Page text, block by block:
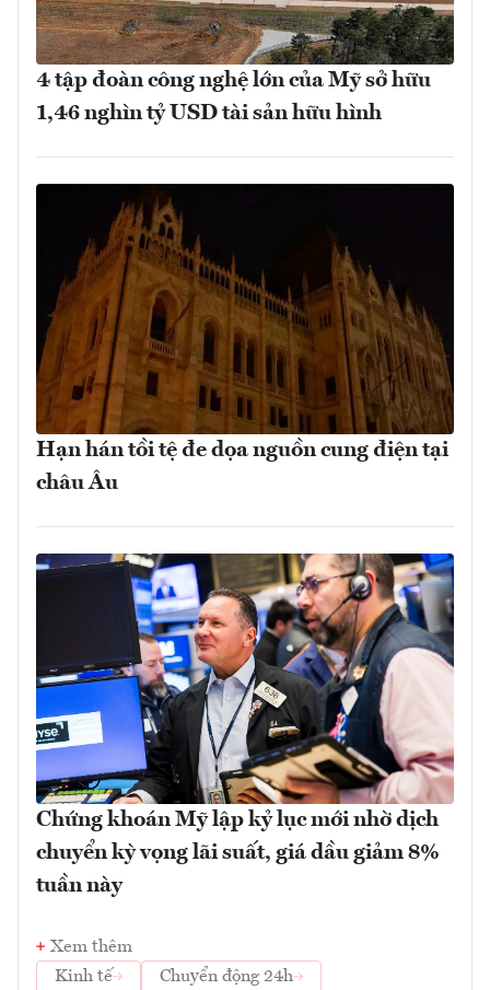
4 tập đoàn công nghệ lớn của Mỹ sở hữu
1,46 nghìn tỷ USD tài sản hữu hình
Hạn hán tồi tệ đe dọa nguồn cung điện tại
châu Âu
Chứng khoán Mỹ lập kỷ lục mới nhờ dịch
chuyển kỳ vọng lãi suất, giá dầu giảm 8%
tuần này
Xem thêm
Kinh tế
Chuyển động 24h